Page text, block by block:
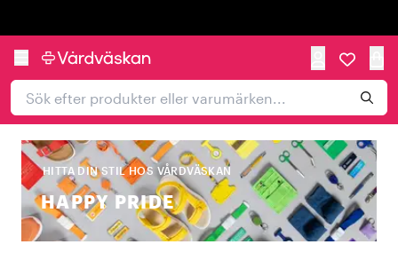
HITTA DIN STIL HOS VÅRDVÄSKAN
HAPPY PRIDE